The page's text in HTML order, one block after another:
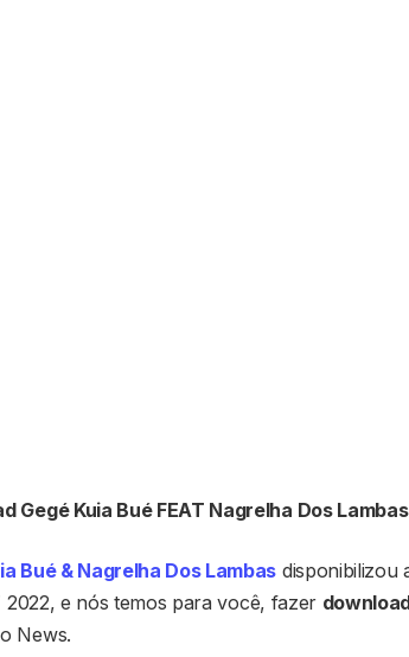
Gegé Kuia Bué FEAT Nagrelha Dos
Bué & Nagrelha Dos Lambas disponibilizou
2022, e nós temos para você, fazer
News.